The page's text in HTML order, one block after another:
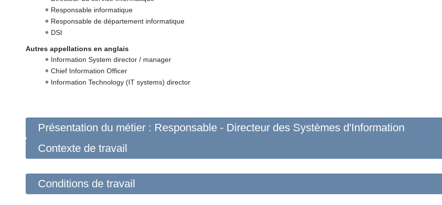
Responsable informatique
Responsable de département informatique
DSI
Autres appellations en anglais
Information System director / manager
Chief Information Officer
Information Technology (IT systems) director
Présentation du métier : Responsable - Directeur des Systèmes d'Information
Contexte de travail
Conditions de travail